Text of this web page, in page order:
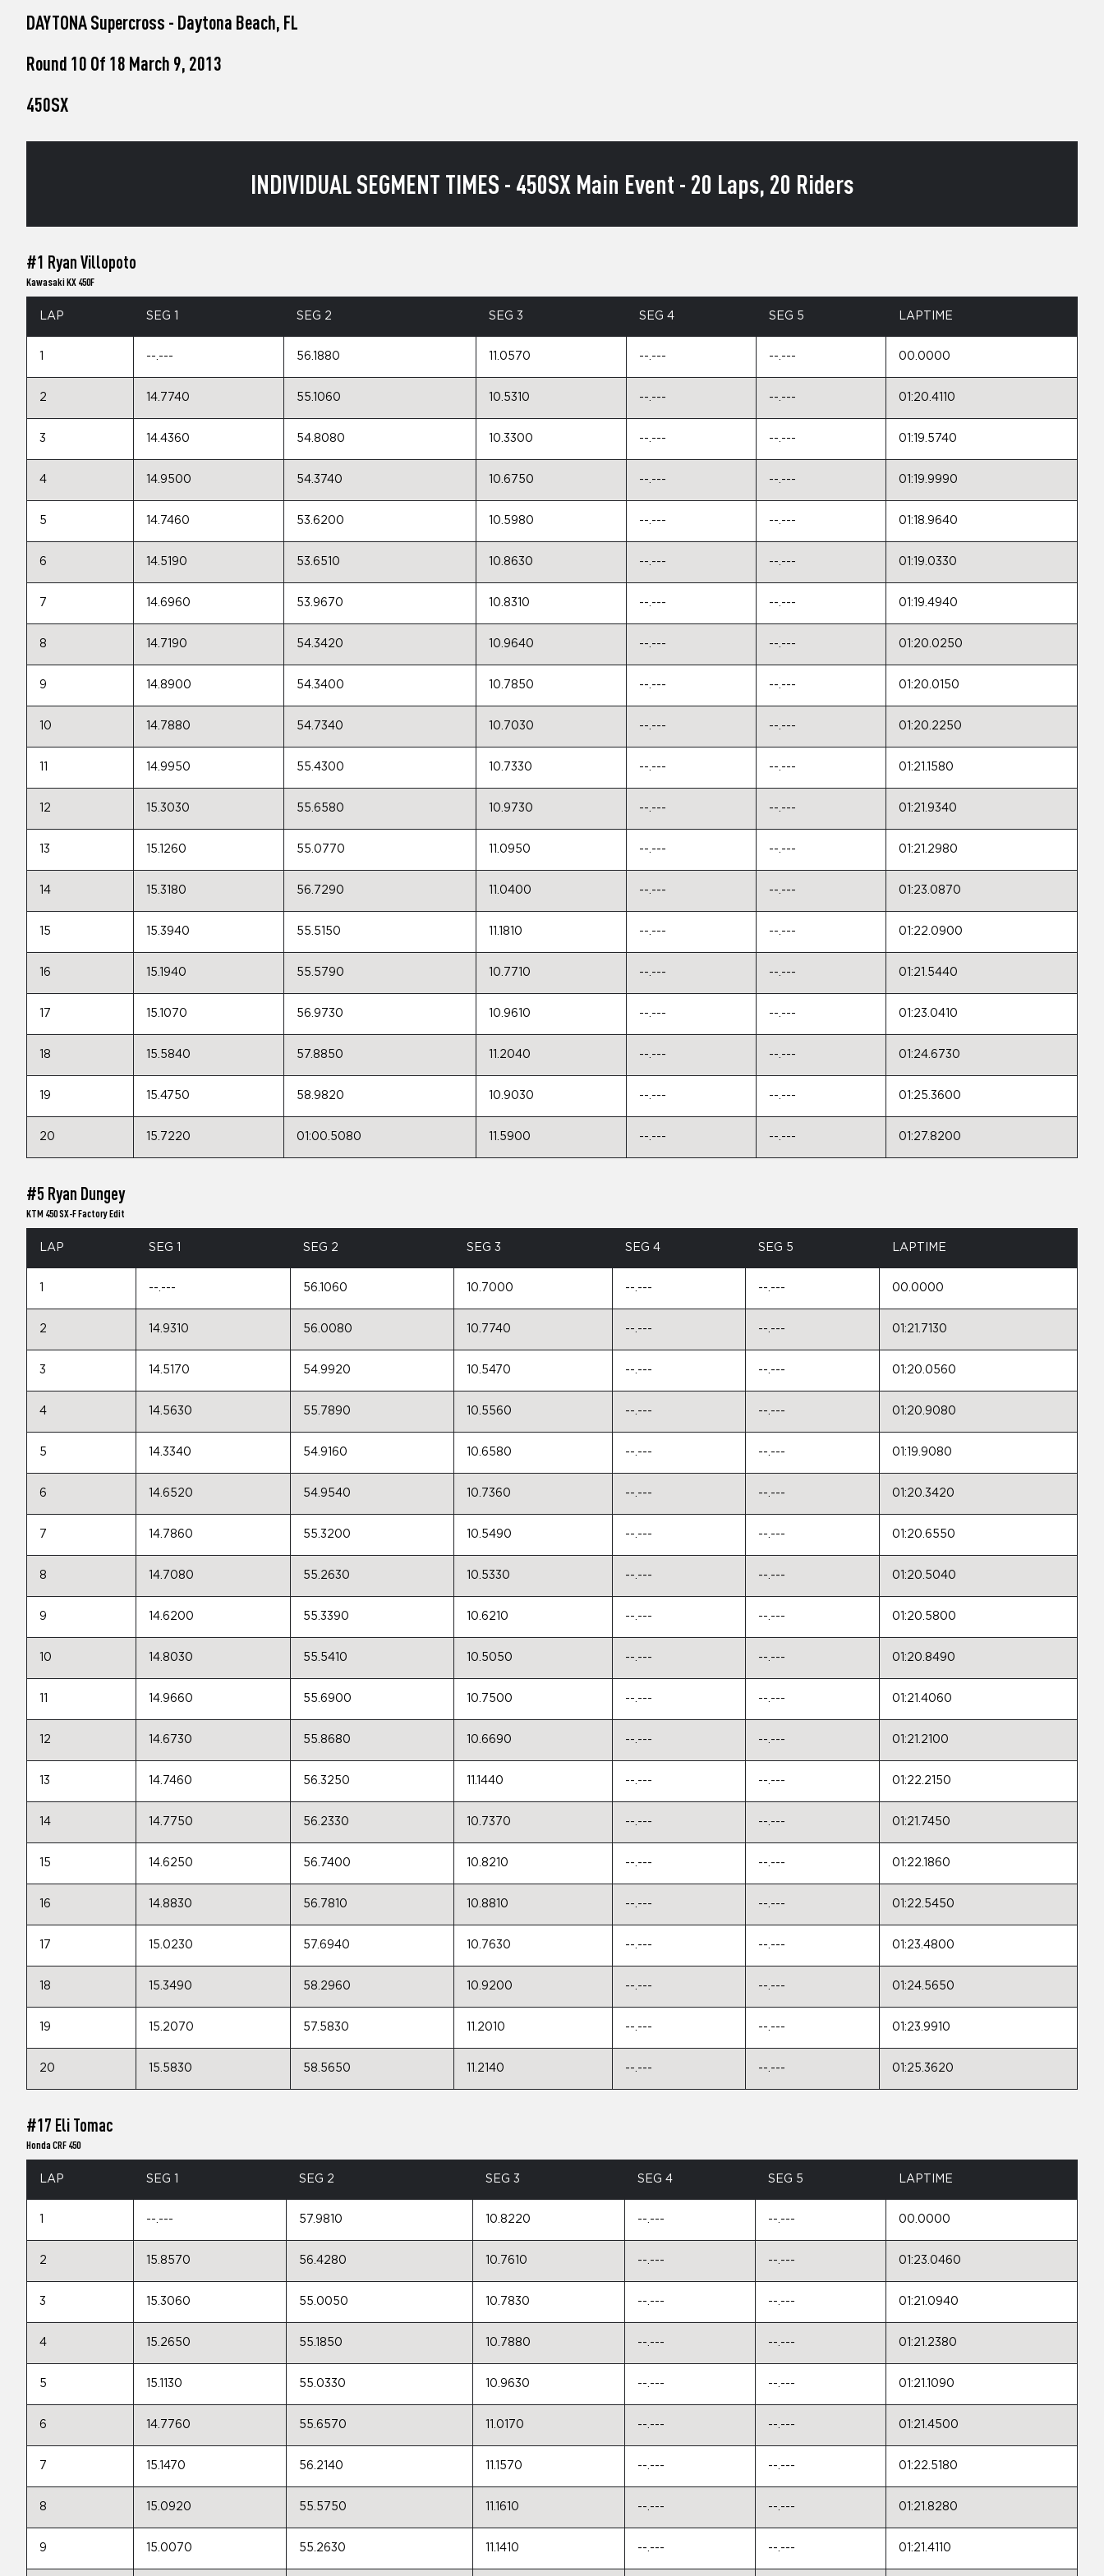
screen
Press
DAYTONA Supercross - Daytona Beach, FL
Round 10 Of 18 March 9, 2013
450SX
INDIVIDUAL SEGMENT TIMES - 450SX Main Event - 20 Laps, 20 Riders
#1 Ryan Villopoto
Kawasaki KX 450F
LAP SEG 1 SEG 2 SEG 3 SEG 4 SEG 5 LAPTIME
--.--- 56.1880 11.0570 --.--- --.--- 00.0000
2 14.7740 55.1060 10.5310 --.--- --.--- 01:20.4110
3 14.4360 54.8080 10.3300 --.--- --.--- 01:19.5740
4 14.9500 54.3740 10.6750 --.--- --.--- 01:19.9990
5 14.7460 53.6200 10.5980 --.--- --.--- 01:18.9640
6 14.5190 53.6510 10.8630 --.--- --.--- 01:19.0330
7 14.6960 53.9670 10.8310 --.--- --.--- 01:19.4940
8 14.7190 54.3420 10.9640 --.--- --.--- 01:20.0250
9 14.8900 54.3400 10.7850 --.--- --.--- 01:20.0150
10 14.7880 54.7340 10.7030 --.--- --.--- 01:20.2250
14.9950 55.4300 10.7330 --.--- --.--- 01:21.1580
12 15.3030 55.6580 10.9730 --.--- --.--- 01:21.9340
13 15.1260 55.0770 11.0950 --.--- --.--- 01:21.2980
14 15.3180 56.7290 11.0400 --.--- --.--- 01:23.0870
15 15.3940 55.5150 11.1810 --.--- --.--- 01:22.0900
16 15.1940 55.5790 10.7710 --.--- --.--- 01:21.5440
17 15.1070 56.9730 10.9610 --.--- --.--- 01:23.0410
18 15.5840 57.8850 11.2040 --.--- --.--- 01:24.6730
19 15.4750 58.9820 10.9030 --.--- --.--- 01:25.3600
20 15.7220 01:00.5080 11.5900 --.--- --.--- 01:27.8200
#5 Ryan Dungey
KTM 450 SX-F Factory Edit
LAP SEG 1 SEG 2 SEG 3 SEG 4 SEG 5 LAPTIME
--.--- 56.1060 10.7000 --.--- --.--- 00.0000
2 14.9310 56.0080 10.7740 --.--- --.--- 01:21.7130
3 14.5170 54.9920 10.5470 --.--- --.--- 01:20.0560
4 14.5630 55.7890 10.5560 --.--- --.--- 01:20.9080
5 14.3340 54.9160 10.6580 --.--- --.--- 01:19.9080
6 14.6520 54.9540 10.7360 --.--- --.--- 01:20.3420
7 14.7860 55.3200 10.5490 --.--- --.--- 01:20.6550
8 14.7080 55.2630 10.5330 --.--- --.--- 01:20.5040
9 14.6200 55.3390 10.6210 --.--- --.--- 01:20.5800
10 14.8030 55.5410 10.5050 --.--- --.--- 01:20.8490
14.9660 55.6900 10.7500 --.--- --.--- 01:21.4060
12 14.6730 55.8680 10.6690 --.--- --.--- 01:21.2100
13 14.7460 56.3250 11.1440 --.--- --.--- 01:22.2150
14 14.7750 56.2330 10.7370 --.--- --.--- 01:21.7450
15 14.6250 56.7400 10.8210 --.--- --.--- 01:22.1860
16 14.8830 56.7810 10.8810 --.--- --.--- 01:22.5450
17 15.0230 57.6940 10.7630 --.--- --.--- 01:23.4800
18 15.3490 58.2960 10.9200 --.--- --.--- 01:24.5650
19 15.2070 57.5830 11.2010 --.--- --.--- 01:23.9910
20 15.5830 58.5650 11.2140 --.--- --.--- 01:25.3620
#17 Eli Tomac
Honda CRF 450
LAP SEG 1 SEG 2 SEG 3 SEG 4 SEG 5 LAPTIME
--.--- 57.9810 10.8220 --.--- --.--- 00.0000
2 15.8570 56.4280 10.7610 --.--- --.--- 01:23.0460
3 15.3060 55.0050 10.7830 --.--- --.--- 01:21.0940
4 15.2650 55.1850 10.7880 --.--- --.--- 01:21.2380
5 15.1130 55.0330 10.9630 --.--- --.--- 01:21.1090
6 14.7760 55.6570 11.0170 --.--- --.--- 01:21.4500
7 15.1470 56.2140 11.1570 --.--- --.--- 01:22.5180
8 15.0920 55.5750 11.1610 --.--- --.--- 01:21.8280
9 15.0070 55.2630 11.1410 --.--- --.--- 01:21.4110